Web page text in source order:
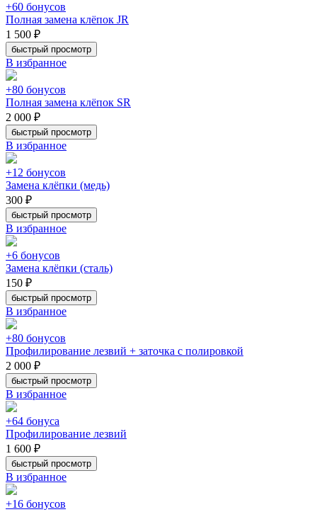
+60 бонусов
Полная замена клёпок JR
1 500 ₽
быстрый просмотр
В избранное
+80 бонусов
Полная замена клёпок SR
2 000 ₽
быстрый просмотр
В избранное
+12 бонусов
Замена клёпки (медь)
300 ₽
быстрый просмотр
В избранное
+6 бонусов
Замена клёпки (сталь)
150 ₽
быстрый просмотр
В избранное
+80 бонусов
Профилирование лезвий + заточка с полировкой
2 000 ₽
быстрый просмотр
В избранное
+64 бонуса
Профилирование лезвий
1 600 ₽
быстрый просмотр
В избранное
+16 бонусов